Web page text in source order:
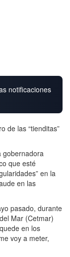
notificaciones
de las “tienditas”
gobernadora
que esté
en la
en las
pasado, durante
Mar (Cetmar)
en los
voy a meter,